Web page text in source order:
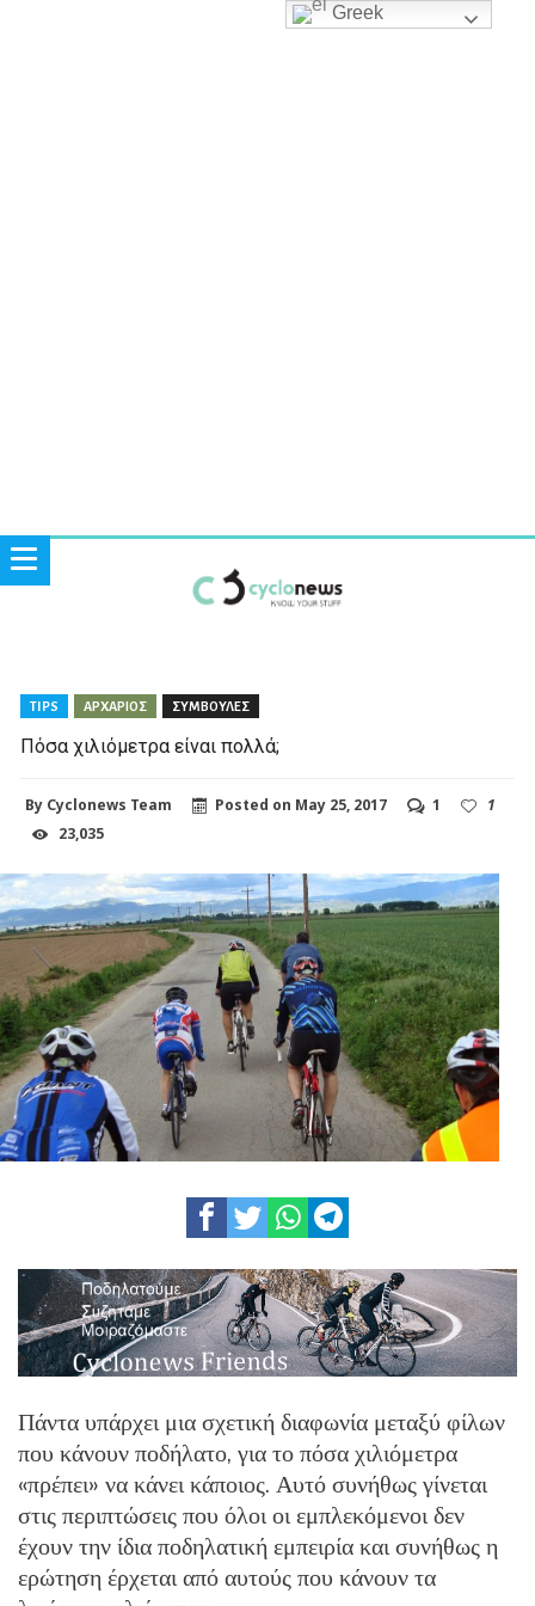
TIPS ΑΡΧΑΡΙΟΣ ΣΥΜΒΟΥΛΕΣ
Πόσα χιλιόμετρα είναι πολλά;
By Cyclonews Team Posted on May 25, 2017 1
1
23,035
Πάντα υπάρχει μια σχετική διαφωνία μεταξύ φίλων
που κάνουν ποδήλατο, για το πόσα χιλιόμετρα
«πρέπει» να κάνει κάποιος. Αυτό συνήθως γίνεται
στις περιπτώσεις που όλοι οι εμπλεκόμενοι δεν
έχουν την ίδια ποδηλατική εμπειρία και συνήθως η
ερώτηση έρχεται από αυτούς που κάνουν τα
Greek